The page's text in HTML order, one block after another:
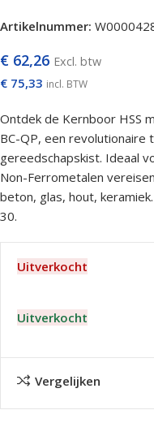
Artikelnummer:
€ 62,26 Excl. btw
€ 75,33 incl. BTW
Ontdek de Kernboor HSS
BC-QP, een revolutionaire
gereedschapskist. Ideaal
Non-Ferrometalen
beton, glas, hout,
30.
Uitverkocht
Uitverkocht
Vergelijken